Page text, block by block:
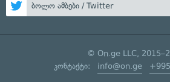
ბოლო ამბები / Twitter
© On.ge LLC,
კონტაქტი: info@on.ge